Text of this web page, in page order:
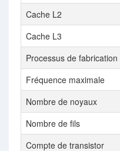
Cache L2
Cache L3
Processus de fabrication
Fréquence maximale
Nombre de noyaux
Nombre de fils
Compte de transistor